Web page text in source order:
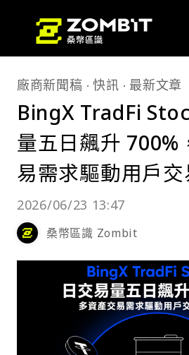
廠商新聞稿 快訊 最新文章
BingX TradFi
量五日飆升 700%
易需求驅動用戶
2026/06/23 13:47
桑幣區識 Zombit